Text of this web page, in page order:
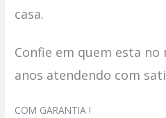
casa.
Confie em quem esta no
anos atendendo com
COM GARANTIA !